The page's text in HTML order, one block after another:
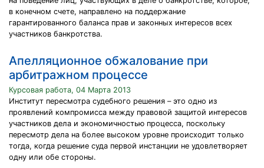
в конечном счете, направлено на поддержание
гарантированного баланса прав и законных интересов всех
участников банкротства.
Апелляционное обжалование при
арбитражном процессе
Курсовая работа, 04 Марта 2013
Институт пересмотра судебного решения – это одно из
проявлений компромисса между правовой защитой интересов
участников дела и экономичностью процесса, поскольку
пересмотр дела на более высоком уровне происходит только
тогда, когда решение суда первой инстанции не удовлетворяет
одну или обе стороны.